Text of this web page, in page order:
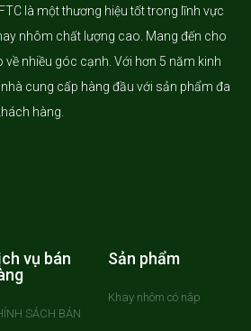
là một thương hiệu tốt trong lĩnh vực
nhôm chất lượng cao. Mang đến cho
nhiều góc cạnh. Với hơn 5 năm kinh
cung cấp hàng đầu với sản phẩm đa
hàng.
vụ bán
SÁCH BÁN
Sản phẩm
Khay nhôm có nắp